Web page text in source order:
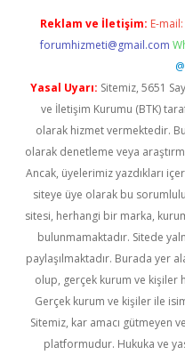
Reklam ve İletişim: E-mail:
forumhizmeti@gmail.com
Yasal Uyarı: Sitemiz, 5651
ve İletişim Kurumu (BTK)
olarak hizmet vermektedir.
olarak denetleme veya
Ancak, üyelerimiz yazdıkları
siteye üye olarak bu
sitesi, herhangi bir marka,
bulunmamaktadır. Sitede
paylaşılmaktadır. Burada yer
olup, gerçek kurum ve kişiler
Gerçek kurum ve kişiler ile
Sitemiz, kar amacı gütmeyen
platformudur. Hukuka ve